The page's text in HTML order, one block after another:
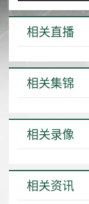
相关直播
相关集锦
相关录像
相关资讯